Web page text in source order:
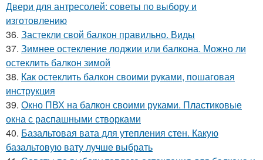
Двери для антресолей: советы по выбору и
изготовлению
36. Застекли свой балкон правильно. Виды
37. Зимнее остекление лоджии или балкона. Можно ли
остеклить балкон зимой
38. Как остеклить балкон своими руками, пошаговая
инструкция
39. Окно ПВХ на балкон своими руками. Пластиковые
окна с распашными створками
40. Базальтовая вата для утепления стен. Какую
базальтовую вату лучше выбрать